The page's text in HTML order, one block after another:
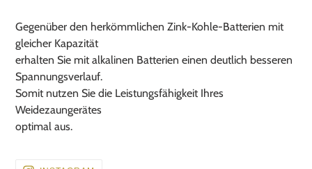
Warenkorb
hinzugefügt
Gegenüber den herkömmlichen Zink-Kohle-Batterien mit
gleicher Kapazität
erhalten Sie mit alkalinen Batterien einen deutlich besseren
Spannungsverlauf.
Somit nutzen Sie die Leistungsfähigkeit Ihres
Weidezaungerätes
optimal aus.